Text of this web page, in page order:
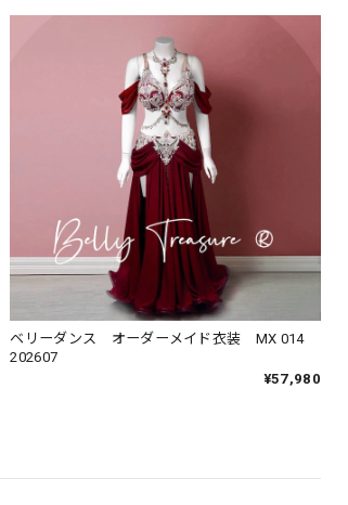
ベリーダンス オーダーメイド衣装 MX 014
202607
¥57,980